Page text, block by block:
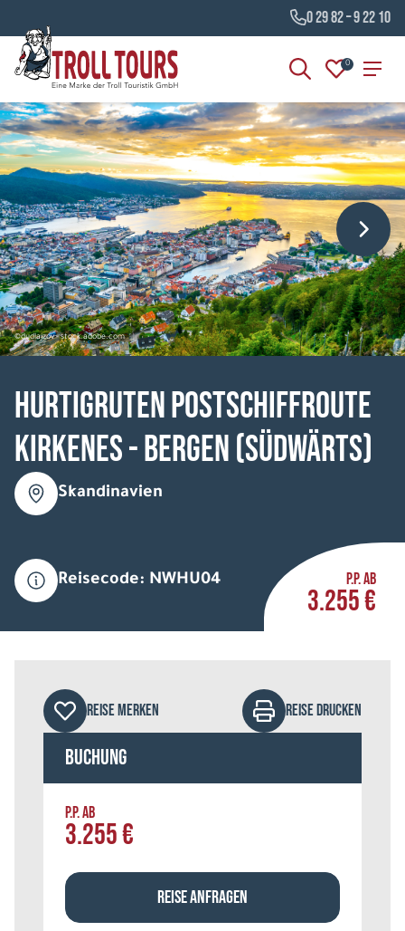
0 29 82 – 9 22 10
0
©dudlajzov - stock.adobe.com
HURTIGRUTEN Postschiffroute
Kirkenes - Bergen (südwärts)
Skandinavien
Reisecode: NWHU04 P.P. AB
3.255 €
REISE MERKEN REISE DRUCKEN
Buchung
P.P. AB
3.255 €
REISE ANFRAGEN